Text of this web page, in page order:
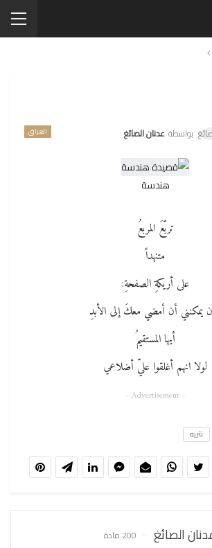
العراق بواسطة عدنان الصائغ
هندسة
تربّعَ المربعُ
متنهداً
على أريكةِ الصفحةِ:
يمكنني أن أمضي معكَ إلى الأبدِ
أيها المستقيمُ
لولا انهم أغلقوا عليّ أضلاعي
- Advertisement -
نثريه
الصائغ 200 مادة